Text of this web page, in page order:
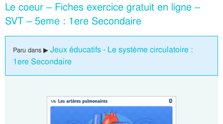
Le coeur – Fiches exercice gratuit en ligne –
SVT – 5eme : 1ere Secondaire
Paru dans ▶ Jeux éducatifs - Le système circulatoire :
1ere Secondaire